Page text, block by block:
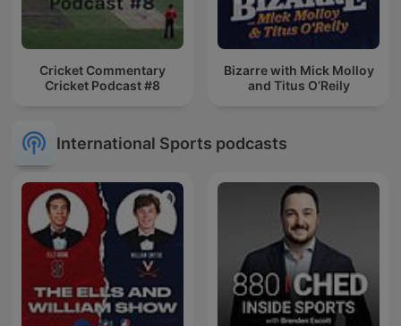
Cricket Commentary
Cricket Podcast #8
Bizarre with Mick Molloy
and Titus O’Reily
International Sports podcasts